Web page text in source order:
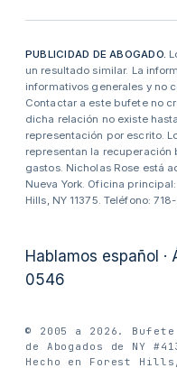
PUBLICIDAD DE ABOGADO.
un resultado similar. La
informativos generales y no
Contactar a este bufete no
dicha relación no existe
representación por escrito.
representan la recuperación
gastos. Nicholas Rose está
Nueva York. Oficina
Hills, NY 11375. Teléfono:
Hablamos español ·
0546
© 2005 a 2026.
de Abogados de NY
Hecho en Forest